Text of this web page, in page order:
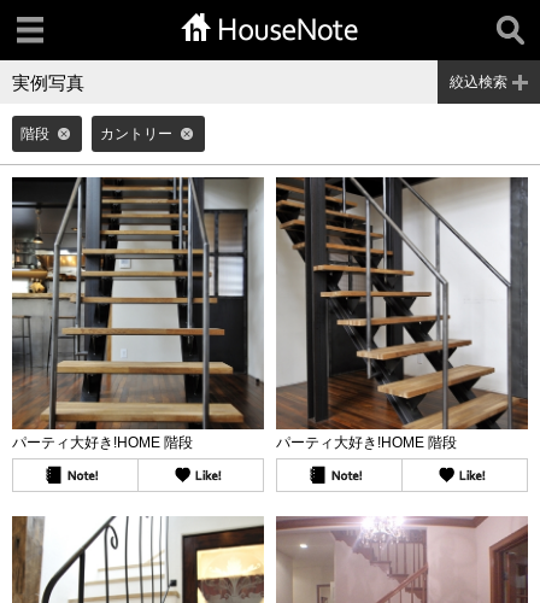
実例写真 絞込検索
階段 カントリー
パーティ大好き!HOME 階段 パーティ大好き!HOME 階段